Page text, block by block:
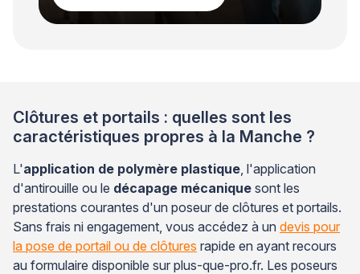
Clôtures et portails : quelles sont les
caractéristiques propres à la Manche ?
L'application de polymère plastique , l'application
d'antirouille ou le décapage mécanique sont les
prestations courantes d'un poseur de clôtures et portails.
Sans frais ni engagement, vous accédez à un devis pour
la pose de portail ou de clôtures rapide en ayant recours
au formulaire disponible sur plus-que-pro.fr. Les poseurs